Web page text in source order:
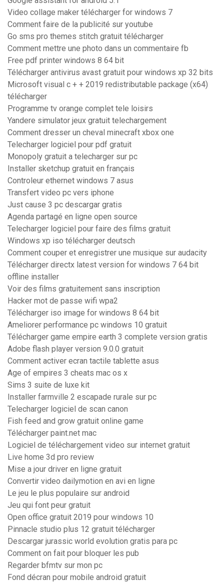
Video collage maker télécharger for windows 7
Comment faire de la publicité sur youtube
Go sms pro themes stitch gratuit télécharger
Comment mettre une photo dans un commentaire fb
Free pdf printer windows 8 64 bit
Télécharger antivirus avast gratuit pour windows xp 32 bits
Microsoft visual c + + 2019 redistributable package (x64)
télécharger
Programme tv orange complet tele loisirs
Yandere simulator jeux gratuit telechargement
Comment dresser un cheval minecraft xbox one
Telecharger logiciel pour pdf gratuit
Monopoly gratuit a telecharger sur pc
Installer sketchup gratuit en français
Controleur ethernet windows 7 asus
Transfert video pc vers iphone
Just cause 3 pc descargar gratis
Agenda partagé en ligne open source
Telecharger logiciel pour faire des films gratuit
Windows xp iso télécharger deutsch
Comment couper et enregistrer une musique sur audacity
Télécharger directx latest version for windows 7 64 bit
offline installer
Voir des films gratuitement sans inscription
Hacker mot de passe wifi wpa2
Télécharger iso image for windows 8 64 bit
Ameliorer performance pc windows 10 gratuit
Télécharger game empire earth 3 complete version gratis
Adobe flash player version 9.0.0 gratuit
Comment activer ecran tactile tablette asus
Age of empires 3 cheats mac os x
Sims 3 suite de luxe kit
Installer farmville 2 escapade rurale sur pc
Telecharger logiciel de scan canon
Fish feed and grow gratuit online game
Télécharger paint.net mac
Logiciel de téléchargement video sur internet gratuit
Live home 3d pro review
Mise a jour driver en ligne gratuit
Convertir video dailymotion en avi en ligne
Le jeu le plus populaire sur android
Jeu qui font peur gratuit
Open office gratuit 2019 pour windows 10
Pinnacle studio plus 12 gratuit télécharger
Descargar jurassic world evolution gratis para pc
Comment on fait pour bloquer les pub
Regarder bfmtv sur mon pc
Fond décran pour mobile android gratuit